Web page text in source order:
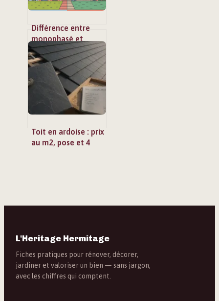
Différence entre
monophasé et
triphasé : que
choisir pour votre
installation
Toit en ardoise : prix
au m2, pose et 4
L'Heritage Hermitage
Fiches pratiques pour rénover, décorer,
jardiner et valoriser un bien — sans jargon,
avec les chiffres qui comptent.